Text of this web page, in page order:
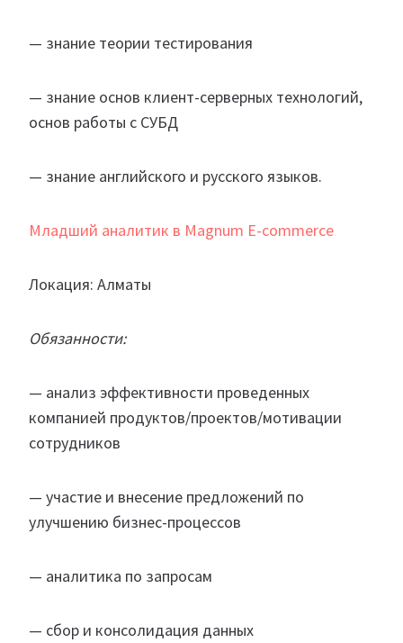
— знание теории тестирования
— знание основ клиент-серверных технологий‚
основ работы с СУБД
— знание английского и русского языков.
Младший аналитик в Magnum E-commerce
Локация: Алматы
Обязанности:
— анализ эффективности проведенных
компанией продуктов/проектов/мотивации
сотрудников
— участие и внесение предложений по
улучшению бизнес-процессов
— аналитика по запросам
— сбор и консолидация данных